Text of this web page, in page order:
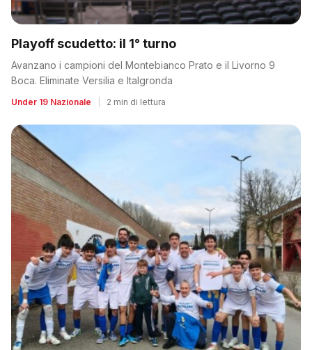
Playoff scudetto: il 1° turno
Avanzano i campioni del Montebianco Prato e il Livorno 9
Boca. Eliminate Versilia e Italgronda
Under 19 Nazionale 2 min di lettura